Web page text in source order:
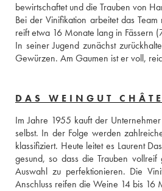
bewirtschaftet und die Trauben von
Bei der Vinifikation arbeitet das
reift etwa 16 Monate lang in Fässern
In seiner Jugend zunächst
DAS WEINGUT
Im Jahre 1955 kauft der
selbst. In der Folge werden
klassifiziert. Heute leitet es Laurent
gesund, so dass die Trauben
Auswahl zu perfektionieren. Die
Anschluss reifen die Weine 14 bis 16